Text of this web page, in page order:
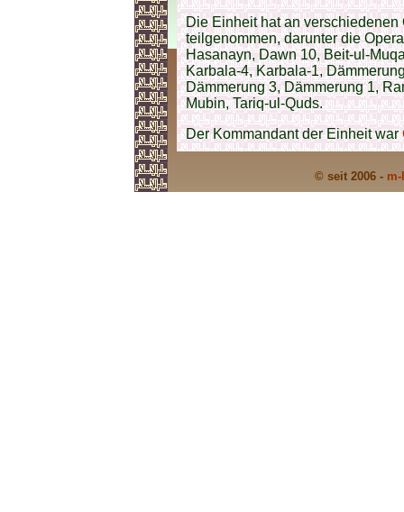
Die Einheit hat an
teilgenommen, darunter die
Hasanayn, Dawn 10, Beit-ul-
Karbala-4, Karbala-1,
Dämmerung 3, Dämmerung 1,
Mubin, Tariq-ul-Quds.
Der Kommandant der Einheit war
© seit 2006 -